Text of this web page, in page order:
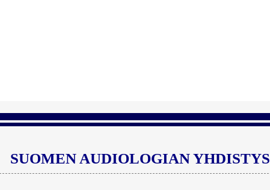
SUOMEN AUDIOLOGIAN YHDISTYS